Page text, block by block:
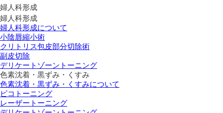
婦人科形成
婦人科形成
婦人科形成について
小陰唇縮小術
クリトリス包皮部分切除術
副皮切除
デリケートゾーントーニング
色素沈着・黒ずみ・くすみ
色素沈着・黒ずみ・くすみについて
ピコトーニング
レーザートーニング